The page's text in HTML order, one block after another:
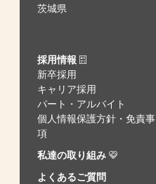
茨城県
採用情報
新卒採用
キャリア採用
パート・アルバイト
個人情報保護方針・免責事
項
私達の取り組み
よくあるご質問